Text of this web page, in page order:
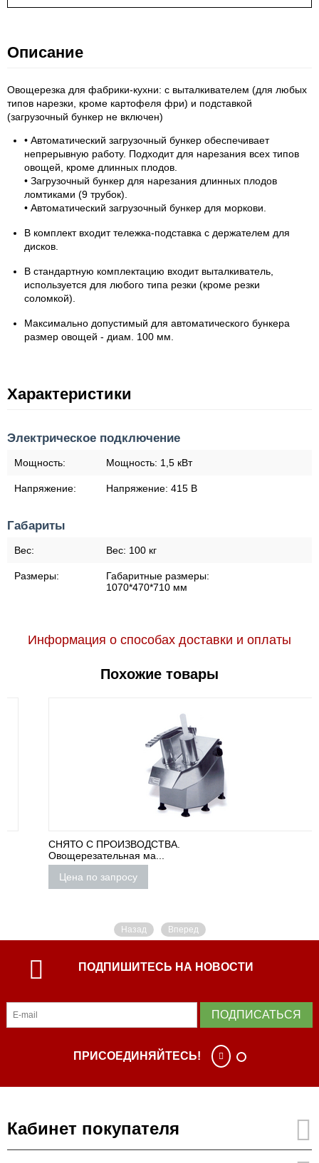
Описание
Овощерезка для фабрики-кухни: с выталкивателем (для любых
типов нарезки, кроме картофеля фри) и подставкой
(загрузочный бункер не включен)
• Автоматический загрузочный бункер обеспечивает
непрерывную работу. Подходит для нарезания всех типов
овощей, кроме длинных плодов.
• Загрузочный бункер для нарезания длинных плодов
ломтиками (9 трубок).
• Автоматический загрузочный бункер для моркови.
В комплект входит тележка-подставка с держателем для
дисков.
В стандартную комплектацию входит выталкиватель,
используется для любого типа резки (кроме резки
соломкой).
Максимально допустимый для автоматического бункера
размер овощей - диам. 100 мм.
Характеристики
Электрическое подключение
Мощность: Мощность: 1,5 кВт
Напряжение: Напряжение: 415 В
Габариты
Вес: Вес: 100 кг
Размеры:
Габаритные размеры:
1070*470*710 мм
Информация о способах доставки и оплаты
Похожие товары
СНЯТО С ПРОИЗВОДСТВА.
Овощерезательная ма...
Цена по запросу
Назад Вперед
ПОДПИШИТЕСЬ НА НОВОСТИ
ПОДПИСАТЬСЯ
ПРИСОЕДИНЯЙТЕСЬ!
Кабинет покупателя